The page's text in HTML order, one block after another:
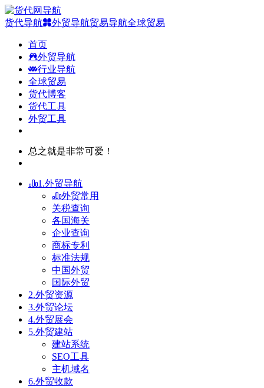
货代导航 外贸导航贸易导航全球贸易
首页
外贸导航
行业导航
全球贸易
货代博客
货代工具
外贸工具
总之就是非常可爱！
1.外贸导航
外贸常用
关税查询
各国海关
企业查询
商标专利
标准法规
中国外贸
国际外贸
2.外贸资源
3.外贸论坛
4.外贸展会
5.外贸建站
建站系统
SEO工具
主机域名
6.外贸收款